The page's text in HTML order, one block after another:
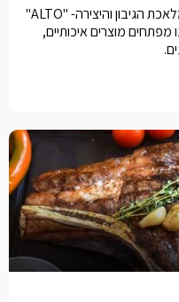
מחלבת אלטו נולדה מאהבה- אהבה למלאכת הגיבון והיצירה- "ALTO"
מוצרים איכותיים,